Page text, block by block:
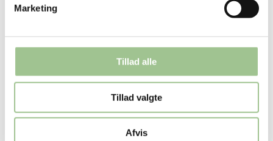
Marketing
Tillad alle
Tillad valgte
Afvis
juli 2019
marts 2019
november 2018